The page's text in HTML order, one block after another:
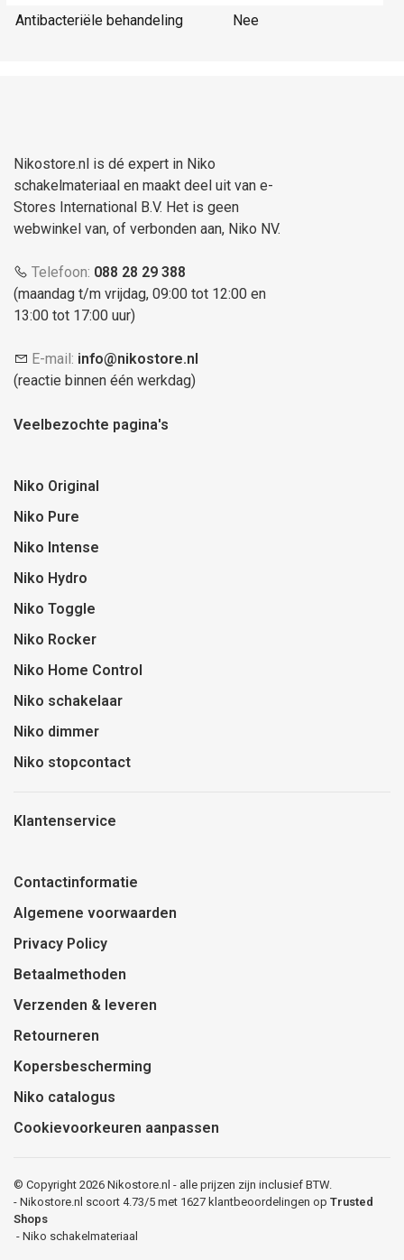
Antibacteriële behandeling
Nee
Nikostore.nl is dé expert in Niko
schakelmateriaal en maakt deel uit van e-
Stores International B.V. Het is geen
webwinkel van, of verbonden aan, Niko NV.
Telefoon: 088 28 29 388
(maandag t/m vrijdag, 09:00 tot 12:00 en
13:00 tot 17:00 uur)
E-mail: info@nikostore.nl
(reactie binnen één werkdag)
Veelbezochte pagina's
Niko Original
Niko Pure
Niko Intense
Niko Hydro
Niko Toggle
Niko Rocker
Niko Home Control
Niko schakelaar
Niko dimmer
Niko stopcontact
Klantenservice
Contactinformatie
Algemene voorwaarden
Privacy Policy
Betaalmethoden
Verzenden & leveren
Retourneren
Kopersbescherming
Niko catalogus
Cookievoorkeuren aanpassen
© Copyright 2026 Nikostore.nl - alle prijzen zijn inclusief BTW.
- Nikostore.nl scoort 4.73/5 met 1627 klantbeoordelingen op Trusted
Shops
- Niko schakelmateriaal